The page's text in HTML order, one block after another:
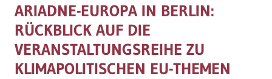
ARIADNE-EUROPA IN BERLIN:
RÜCKBLICK AUF DIE
VERANSTALTUNGSREIHE ZU
KLIMAPOLITISCHEN EU-THEMEN